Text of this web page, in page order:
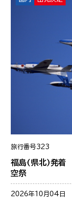
旅行番号323
福島(県北)発着
空祭
2026年10月04日